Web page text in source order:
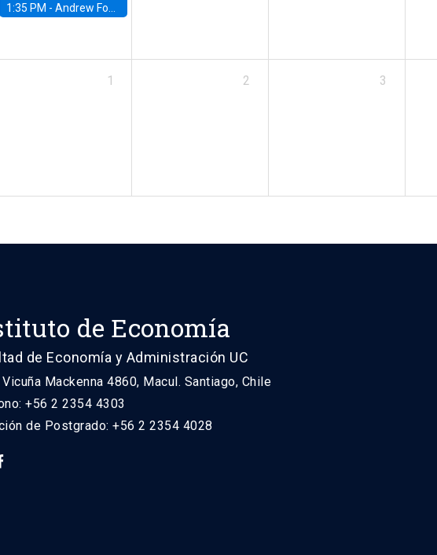
1:35 PM -Andrew Foster, Brown University
1 2 3
de Economía
de Economía y Administración UC
Vicuña Mackenna 4860, Macul. Santiago, Chile
+56 2 2354 4303
de Postgrado: +56 2 2354 4028